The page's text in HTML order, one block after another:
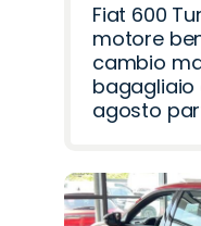
Fiat 600
motore
cambio
bagagliaio
agosto